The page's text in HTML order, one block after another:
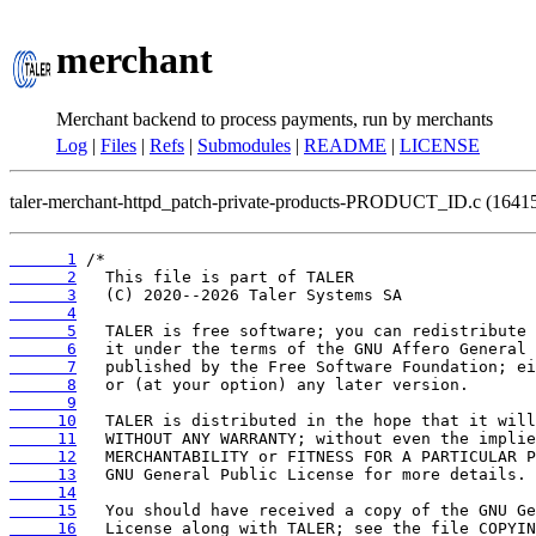
merchant
Merchant backend to process payments, run by merchants
Log | Files | Refs | Submodules | README | LICENSE
taler-merchant-httpd_patch-private-products-PRODUCT_ID.c
      1
      2
      3
      4
      5
      6
      7
      8
      9
     10
     11
     12
     13
     14
     15
     16